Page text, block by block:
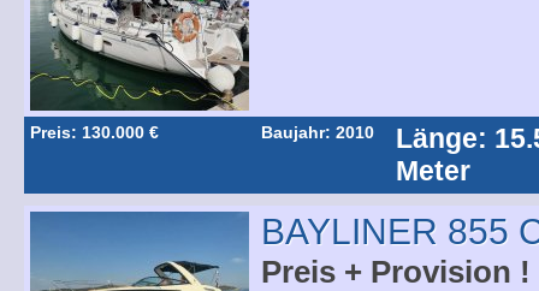
Preis: 130.000 € Baujahr: 2010
Länge:
Meter
BAYLINER 855
Preis + Provision !